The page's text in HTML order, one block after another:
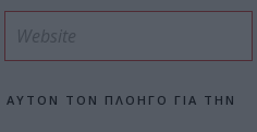
ΤΟΝ ΠΛΟΗΓΌ ΓΙΑ ΤΗΝ